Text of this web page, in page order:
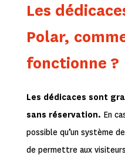
Les
Polar,
fonctionne ?
Les dédicaces sont
sans réservation. En
possible qu’un système
de permettre aux